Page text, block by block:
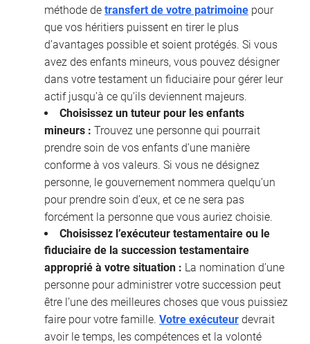
méthode de transfert de votre patrimoine pour
que vos héritiers puissent en tirer le plus
d’avantages possible et soient protégés. Si vous
avez des enfants mineurs, vous pouvez désigner
dans votre testament un fiduciaire pour gérer leur
actif jusqu’à ce qu’ils deviennent majeurs.
Choisissez un tuteur pour les enfants
mineurs : Trouvez une personne qui pourrait
prendre soin de vos enfants d’une manière
conforme à vos valeurs. Si vous ne désignez
personne, le gouvernement nommera quelqu’un
pour prendre soin d’eux, et ce ne sera pas
forcément la personne que vous auriez choisie.
Choisissez l’exécuteur testamentaire ou le
fiduciaire de la succession testamentaire
approprié à votre situation : La nomination d’une
personne pour administrer votre succession peut
être l’une des meilleures choses que vous puissiez
faire pour votre famille. Votre exécuteur devrait
avoir le temps, les compétences et la volonté